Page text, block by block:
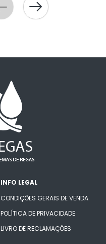
INFO LEGAL
CONDIÇÕES GERAIS DE VENDA
POLÍTICA DE PRIVACIDADE
LIVRO DE RECLAMAÇÕES